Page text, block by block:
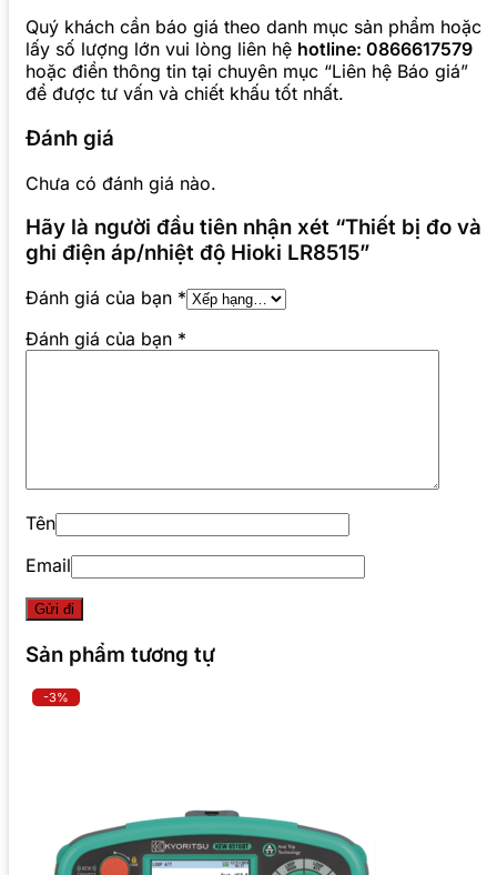
Quý khách cần báo giá theo danh mục sản phẩm hoặc
lấy số lượng lớn vui lòng liên hệ hotline: 0866617579
hoặc điền thông tin tại chuyên mục “Liên hệ Báo giá”
để được tư vấn và chiết khấu tốt nhất.
Đánh giá
Chưa có đánh giá nào.
Hãy là người đầu tiên nhận xét “Thiết bị đo và
ghi điện áp/nhiệt độ Hioki LR8515”
Đánh giá của bạn *
Đánh giá của bạn *
Tên
Email
Sản phẩm tương tự
-3%